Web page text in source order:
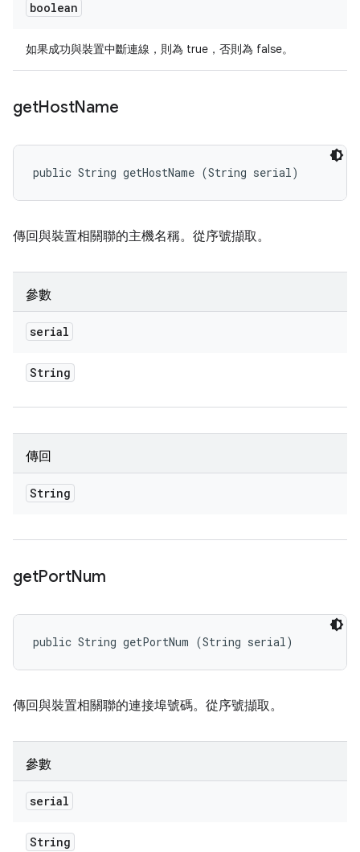
boolean
如果成功與裝置中斷連線，則為 true，否則為 false。
getHostName
public String getHostName (String serial)
傳回與裝置相關聯的主機名稱。從序號擷取。
參數
serial
String
傳回
String
getPortNum
public String getPortNum (String serial)
傳回與裝置相關聯的連接埠號碼。從序號擷取。
參數
serial
String